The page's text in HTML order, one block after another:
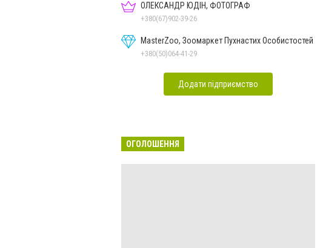
ОЛЕКСАНДР ЮДІН, ФОТОГРАФ
+380(67)902-39-26
MasterZoo, Зоомаркет Пухнастих Особистостей
+380(50)064-41-29
Додати підприємство
ОГОЛОШЕННЯ